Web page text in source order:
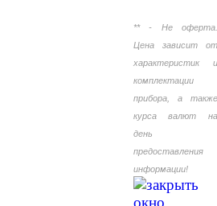
** - Не оферта.
Цена зависит от
характеристик и
комплектации
прибора, а также
курса валют на
день
предоставления
информации!